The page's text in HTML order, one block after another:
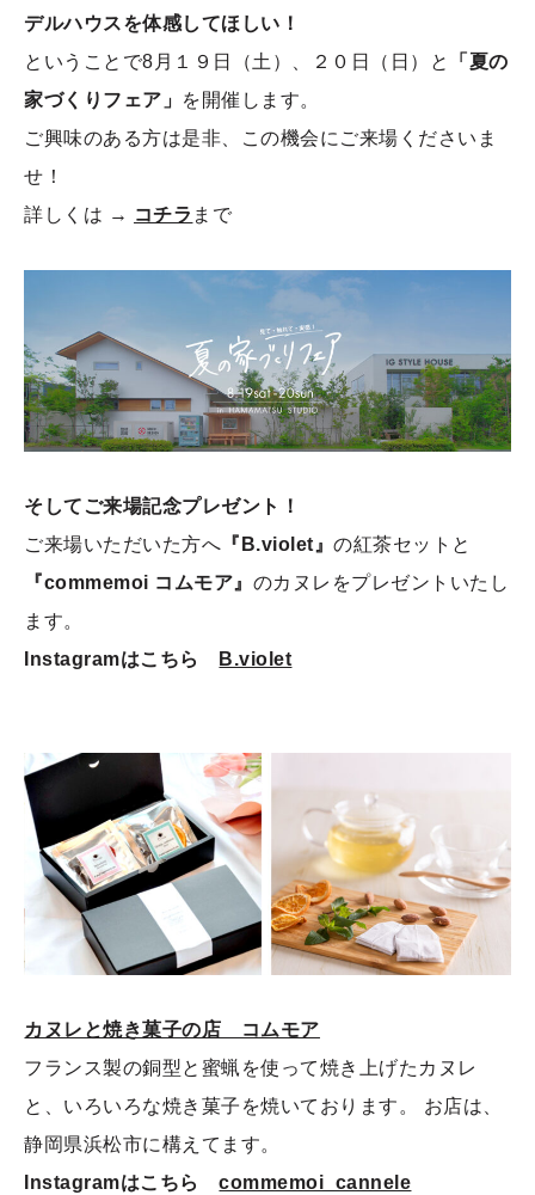
デルハウスを体感してほしい！
ということで8月１９日（土）、２０日（日）と
「夏の
家づくりフェア」 を開催します。
ご興味のある方は是非、この機会にご来場くださいま
せ！
詳しくは → コチラ まで
そしてご来場記念プレゼント！
ご来場いただいた方へ 『B.violet』の紅茶セットと
『commemoi コムモア』 のカヌレをプレゼントいたし
ます。
Instagramはこちら
B.violet
カヌレと焼き菓子の店 コムモア
フランス製の銅型と蜜蝋を使って焼き上げたカヌレ
と、いろいろな焼き菓子を焼いております。 お店は、
静岡県浜松市に構えてます。
Instagramはこちらcommemoi_cannele